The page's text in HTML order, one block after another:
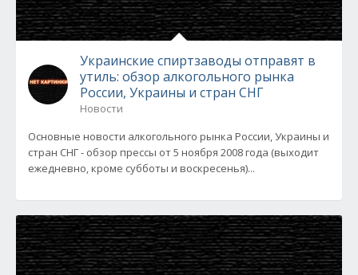
Украинские спиртзаводы отправят в
утиль: обзор алкогольного рынка
России, Украины и стран СНГ
Новости
Основные новости алкогольного рынка России, Украины и
стран СНГ - обзор прессы от 5 ноября 2008 года (выходит
ежедневно, кроме субботы и воскресенья)...